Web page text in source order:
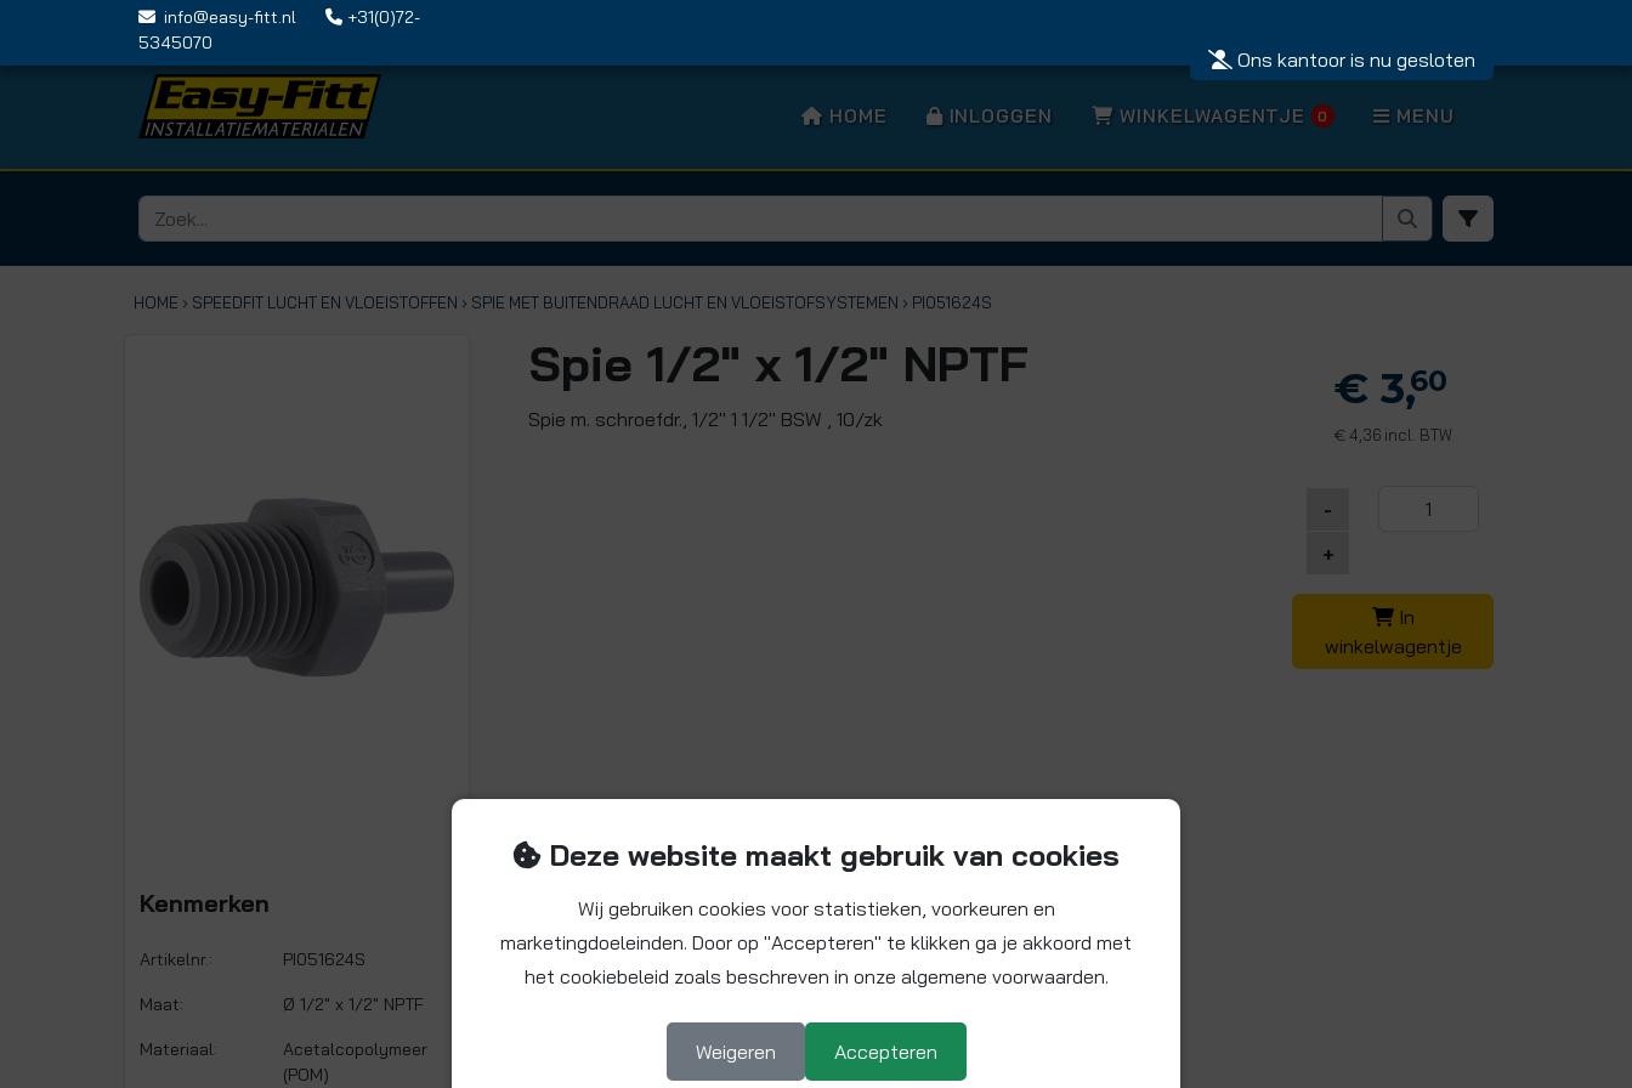
info@easy-fitt.nl
+31(0)72-
5345070
Ons kantoor is nu gesloten
HOME INLOGGEN WINKELWAGENTJE 0 MENU
HOME › SPEEDFIT LUCHT EN VLOEISTOFFEN › SPIE MET BUITENDRAAD LUCHT EN VLOEISTOFSYSTEMEN › PI051624S
Kenmerken
Artikelnr.: PI051624S
Maat: Ø 1/2" x 1/2" NPTF
Materiaal:
Acetalcopolymeer
(POM)
Spie 1/2" x 1/2" NPTF
Spie m. schroefdr., 1/2" 1 1/2" BSW , 10/zk
€ 3,60
€ 4,36 incl. BTW
-
+
In
winkelwagentje
Deze website maakt gebruik van cookies
Wij gebruiken cookies voor statistieken, voorkeuren en
marketingdoeleinden. Door op "Accepteren" te klikken ga je akkoord met
het cookiebeleid zoals beschreven in onze algemene voorwaarden.
Weigeren Accepteren